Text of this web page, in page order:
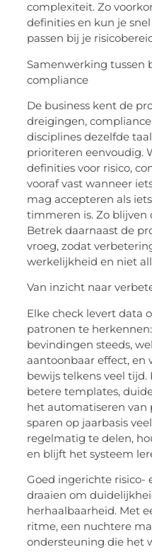
complexiteit. Zo
definities en kun je
passen bij je
Samenwerking tussen
compliance
De business kent de
dreigingen,
disciplines dezelfde
prioriteren eenvoudig.
definities voor risico,
vooraf vast wanneer
mag accepteren als
timmeren is. Zo blijven
Betrek daarnaast de
vroeg, zodat
werkelijkheid en niet
Van inzicht naar
Elke check levert data
patronen te
bevindingen steeds,
aantoonbaar effect, en
bewijs telkens veel
betere templates,
het automatiseren
sparen op jaarbasis
regelmatig te delen,
en blijft het systeem
Goed ingerichte risico-
draaien om
herhaalbaarheid. Met
ritme, een nuchtere
ondersteuning die het